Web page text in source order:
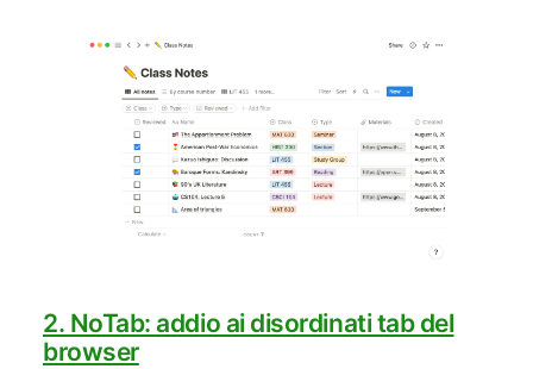
2. NoTab: addio ai disordinati tab del
browser